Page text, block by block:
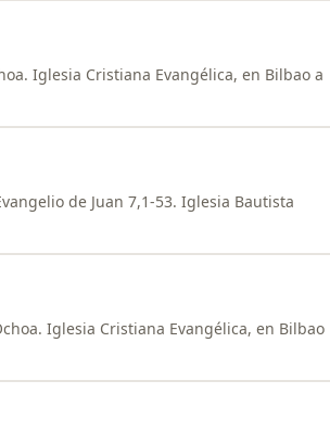
Iglesia Cristiana Evangélica, en Bilbao a
de Juan 7,1-53. Iglesia Bautista
Iglesia Cristiana Evangélica, en Bilbao